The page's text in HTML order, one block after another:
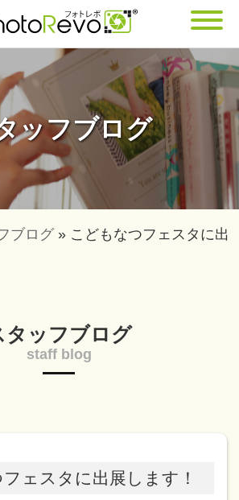
ッフブログ
ブログ » こどもなつフェスタに出
タッフブログ
staff blog
ェスタに出展します！